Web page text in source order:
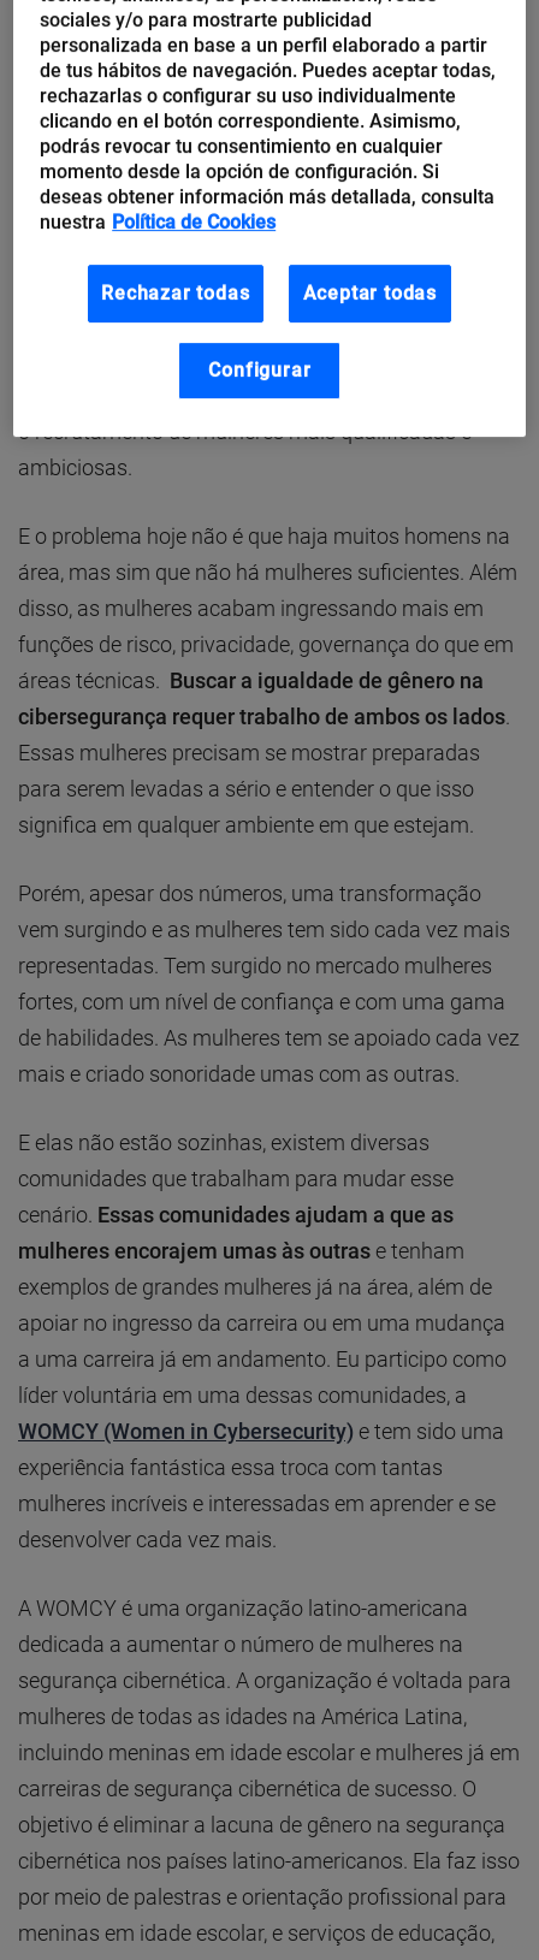
E é importante eliminar essa lacuna de gênero
. Ter
mais mulheres na cibersegurança ajuda as empresas
e o setor a preencher a necessidade cada vez maior
de talentos. O estudo do (ISC) constatou que as
mulheres nessa área são, em geral, mais educadas
do que os homens, e uma porcentagem maior de
constatou que 44% dos homens em
cibersegurança têm pós-graduação, em comparação
com 52% das mulheres. Toda a força de trabalho e a
organização como um todo podem se beneficiar com
o recrutamento de mulheres mais qualificadas e
ambiciosas.
E o problema hoje não é que haja muitos homens na
área, mas sim que não há mulheres suficientes. Além
disso, as mulheres acabam ingressando mais em
funções de risco, privacidade, governança do que em
áreas técnicas. Buscar a igualdade de gênero na
cibersegurança requer trabalho de ambos os lados
Essas mulheres precisam se mostrar preparadas
para serem levadas a sério e entender o que isso
significa em qualquer ambiente em que estejam.
Porém, apesar dos números, uma transformação
vem surgindo e as mulheres tem sido cada vez mais
representadas. Tem surgido no mercado mulheres
fortes, com um nível de confiança e com uma gama
de habilidades. As mulheres tem se apoiado cada vez
mais e criado sonoridade umas com as outras.
E elas não estão sozinhas, existem diversas
comunidades que trabalham para mudar esse
cenário. Essas comunidades ajudam a que as
mulheres encorajem umas às outras e tenham
exemplos de grandes mulheres já na área, além de
apoiar no ingresso da carreira ou em uma mudança
a uma carreira já em andamento. Eu participo como
líder voluntária em uma dessas comunidades, a
WOMCY (Women in Cybersecurity) e tem sido uma
experiência fantástica essa troca com tantas
mulheres incríveis e interessadas em aprender e se
desenvolver cada vez mais.
A WOMCY é uma organização latino-americana
dedicada a aumentar o número de mulheres na
segurança cibernética. A organização é voltada para
mulheres de todas as idades na América Latina,
incluindo meninas em idade escolar e mulheres já em
carreiras de segurança cibernética de sucesso. O
objetivo é eliminar a lacuna de gênero na segurança
cibernética nos países latino-americanos. Ela faz isso
por meio de palestras e orientação profissional para
meninas em idade escolar, e serviços de educação,
sociales y/o para mostrarte publicidad
personalizada en base a un perfil elaborado a partir
de tus hábitos de navegación. Puedes aceptar todas,
rechazarlas o configurar su uso individualmente
clicando en el botón correspondiente. Asimismo,
podrás revocar tu consentimiento en cualquier
momento desde la opción de configuración. Si
deseas obtener información más detallada, consulta
nuestra Política de Cookies
Rechazar todas Aceptar todas
Configurar